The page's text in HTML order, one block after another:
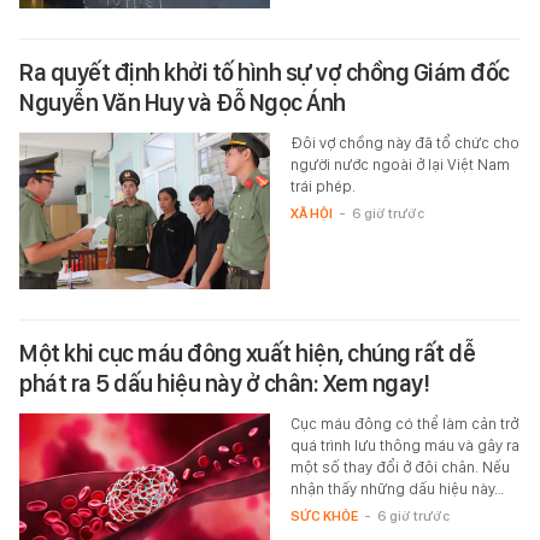
Ra quyết định khởi tố hình sự vợ chồng Giám đốc
Nguyễn Văn Huy và Đỗ Ngọc Ánh
Đôi vợ chồng này đã tổ chức cho
người nước ngoài ở lại Việt Nam
trái phép.
XÃ HỘI - 6 giờ trước
Một khi cục máu đông xuất hiện, chúng rất dễ
phát ra 5 dấu hiệu này ở chân: Xem ngay!
Cục máu đông có thể làm cản trở
quá trình lưu thông máu và gây ra
một số thay đổi ở đôi chân. Nếu
nhận thấy những dấu hiệu này…
SỨC KHỎE - 6 giờ trước